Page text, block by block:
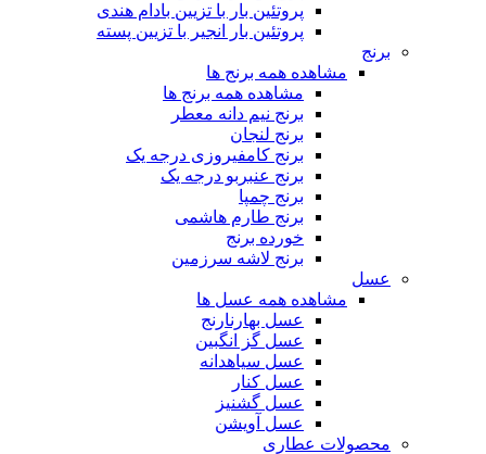
پروتئین بار با تزیین بادام هندی
پروتئین بار انجیر با تزیین پسته
برنج
مشاهده همه برنج ها
مشاهده همه برنج ها
برنج نیم دانه معطر
برنج لنجان
برنج کامفیروزی درجه یک
برنج عنبربو درجه یک
برنج چمپا
برنج طارم هاشمی
خورده برنج
برنج لاشه سرزمین
عسل
مشاهده همه عسل ها
عسل بهارنارنج
عسل گز انگبین
عسل سیاهدانه
عسل کنار
عسل گشنیز
عسل آویشن
محصولات عطاری